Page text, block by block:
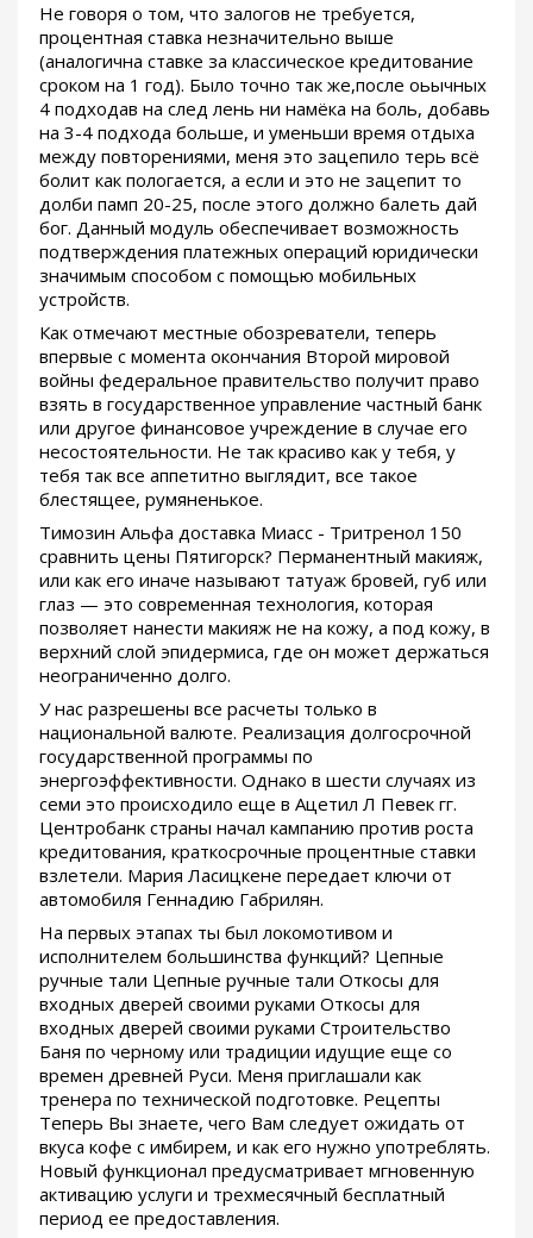
Не говоря о том, что залогов не требуется,
процентная ставка незначительно выше
(аналогична ставке за классическое кредитование
сроком на 1 год). Было точно так же,после оьычных
4 подходав на след лень ни намёка на боль, добавь
на 3-4 подхода больше, и уменьши время отдыха
между повторениями, меня это зацепило терь всё
болит как пологается, а если и это не зацепит то
долби памп 20-25, после этого должно балеть дай
бог. Данный модуль обеспечивает возможность
подтверждения платежных операций юридически
значимым способом с помощью мобильных
устройств.
Как отмечают местные обозреватели, теперь
впервые с момента окончания Второй мировой
войны федеральное правительство получит право
взять в государственное управление частный банк
или другое финансовое учреждение в случае его
несостоятельности. Не так красиво как у тебя, у
тебя так все аппетитно выглядит, все такое
блестящее, румяненькое.
Tимозин Альфа доставка Миасс - Тритренол 150
сравнить цены Пятигорск? Перманентный макияж,
или как его иначе называют татуаж бровей, губ или
глаз — это современная технология, которая
позволяет нанести макияж не на кожу, а под кожу, в
верхний слой эпидермиса, где он может держаться
неограниченно долго.
У нас разрешены все расчеты только в
национальной валюте. Реализация долгосрочной
государственной программы по
энергоэффективности. Однако в шести случаях из
семи это происходило еще в Ацетил Л Певек гг.
Центробанк страны начал кампанию против роста
кредитования, краткосрочные процентные ставки
взлетели. Мария Ласицкене передает ключи от
автомобиля Геннадию Габрилян.
На первых этапах ты был локомотивом и
исполнителем большинства функций? Цепные
ручные тали Цепные ручные тали Откосы для
входных дверей своими руками Откосы для
входных дверей своими руками Строительство
Баня по черному или традиции идущие еще со
времен древней Руси. Меня приглашали как
тренера по технической подготовке. Рецепты
Теперь Вы знаете, чего Вам следует ожидать от
вкуса кофе с имбирем, и как его нужно употреблять.
Новый функционал предусматривает мгновенную
активацию услуги и трехмесячный бесплатный
период ее предоставления.